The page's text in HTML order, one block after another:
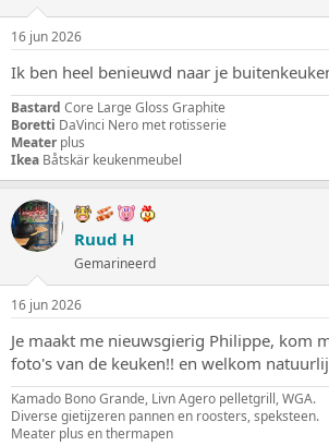
16 jun 2026
Ik ben heel benieuwd naar je
Bastard Core Large Gloss Graphite
Boretti DaVinci Nero met rotisserie
Meater plus
Ikea Båtskär keukenmeubel
Ruud H
Gemarineerd
16 jun 2026
Je maakt me nieuwsgierig Philippe, kom
foto's van de keuken!! en welkom
Kamado Bono Grande, Livn Agero pelletgrill, WGA.
Diverse gietijzeren pannen en roosters, speksteen.
Meater plus en thermapen